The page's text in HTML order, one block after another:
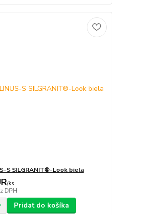
S SILGRANIT®-Look biela
/ks
DPH
Pridať do košíka